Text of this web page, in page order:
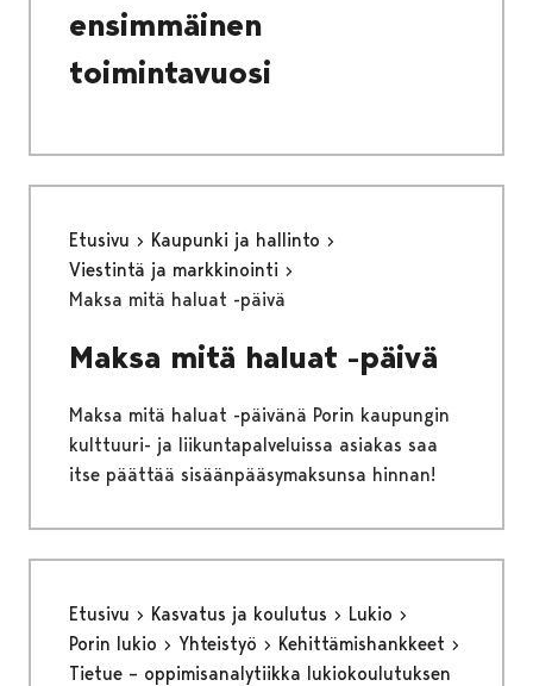
ensimmäinen
toimintavuosi
Etusivu
Kaupunki ja hallinto
Viestintä ja markkinointi
Maksa mitä haluat -päivä
Maksa mitä haluat -päivä
Maksa mitä haluat -päivänä Porin kaupungin
kulttuuri- ja liikuntapalveluissa asiakas saa
itse päättää sisäänpääsymaksunsa hinnan!
Etusivu Kasvatus ja koulutus
Lukio
Porin lukio
Yhteistyö
Kehittämishankkeet
Tietue – oppimisanalytiikka lukiokoulutuksen